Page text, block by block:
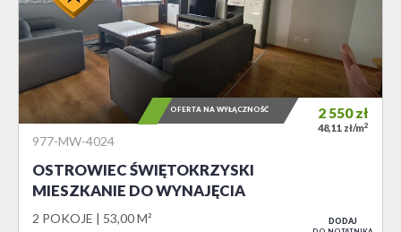
977-MW-4024
OSTROWIEC ŚWIĘTOKRZYSKI
MIESZKANIE DO WYNAJĘCIA
2 POKOJE 53,00 M²
2 550zł
48,11 zł/m2
OFERTA NA WYŁĄCZNOŚĆ
DODAJ